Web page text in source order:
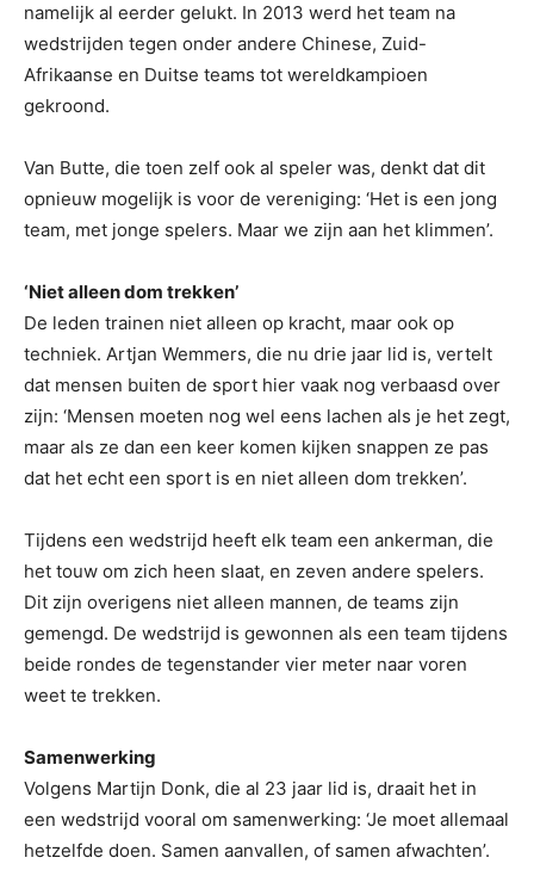
namelijk al eerder gelukt. In 2013 werd het team na
wedstrijden tegen onder andere Chinese, Zuid-
Afrikaanse en Duitse teams tot wereldkampioen
gekroond.
Van Butte, die toen zelf ook al speler was, denkt dat dit
opnieuw mogelijk is voor de vereniging: ‘Het is een jong
team, met jonge spelers. Maar we zijn aan het klimmen’.
‘Niet alleen dom trekken’
De leden trainen niet alleen op kracht, maar ook op
techniek. Artjan Wemmers, die nu drie jaar lid is, vertelt
dat mensen buiten de sport hier vaak nog verbaasd over
zijn: ‘Mensen moeten nog wel eens lachen als je het zegt,
maar als ze dan een keer komen kijken snappen ze pas
dat het echt een sport is en niet alleen dom trekken’.
Tijdens een wedstrijd heeft elk team een ankerman, die
het touw om zich heen slaat, en zeven andere spelers.
Dit zijn overigens niet alleen mannen, de teams zijn
gemengd. De wedstrijd is gewonnen als een team tijdens
beide rondes de tegenstander vier meter naar voren
weet te trekken.
Samenwerking
Volgens Martijn Donk, die al 23 jaar lid is, draait het in
een wedstrijd vooral om samenwerking: ‘Je moet allemaal
hetzelfde doen. Samen aanvallen, of samen afwachten’.